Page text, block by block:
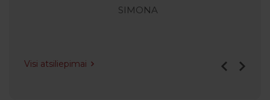
SIMONA
Visi atsiliepimai